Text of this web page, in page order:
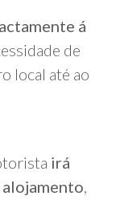
á
de
local até ao
irá
alojamento,